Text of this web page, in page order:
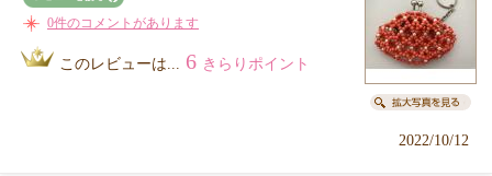
0件のコメントがあります
このレビューは... 6 きらりポイント
2022/10/12